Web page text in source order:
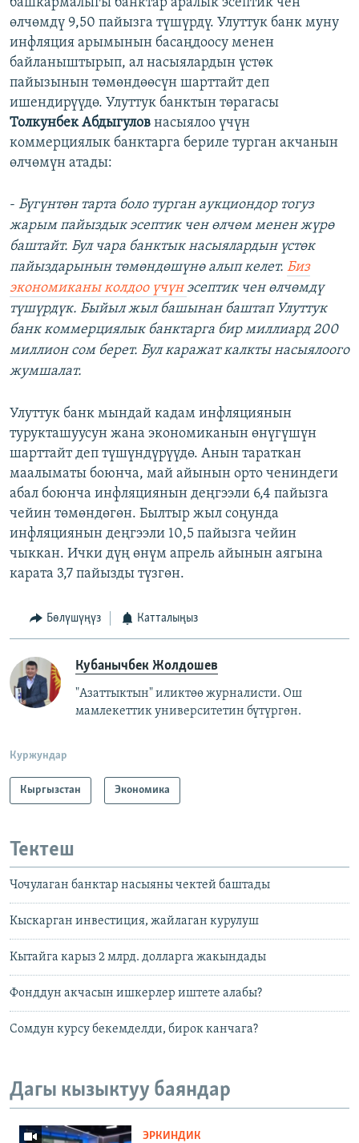
башкармалыгы банктар аралык эсептик чен
өлчөмдү 9,50 пайызга түшүрдү. Улуттук банк муну
инфляция арымынын басаңдоосу менен
байланыштырып, ал насыялардын үстөк
пайызынын төмөндөөсүн шарттайт деп
ишендирүүдө. Улуттук банктын төрагасы
Толкунбек Абдыгулов насыялоо үчүн
коммерциялык банктарга бериле турган акчанын
өлчөмүн атады:
- Бүгүнтөн тарта боло турган аукциондор тогуз
жарым пайыздык эсептик чен өлчөм менен жүрө
баштайт. Бул чара банктык насыялардын үстөк
пайыздарынын төмөндөшүнө алып келет. Биз
экономиканы колдоо үчүн эсептик чен өлчөмдү
түшүрдүк. Быйыл жыл башынан баштап Улуттук
банк коммерциялык банктарга бир миллиард 200
миллион сом берет. Бул каражат калкты насыялоого
жумшалат.
Улуттук банк мындай кадам инфляциянын
турукташуусун жана экономиканын өнүгүшүн
шарттайт деп түшүндүрүүдө. Анын тараткан
маалыматы боюнча, май айынын орто чениндеги
абал боюнча инфляциянын деңгээли 6,4 пайызга
чейин төмөндөгөн. Былтыр жыл соңунда
инфляциянын деңгээли 10,5 пайызга чейин
чыккан. Ички дүң өнүм апрель айынын аягына
карата 3,7 пайызды түзгөн.
Бөлүшүңүз Катталыңыз
Кубанычбек Жолдошев
"Азаттыктын" иликтөө журналисти. Ош
мамлекеттик университетин бүтүргөн.
Куржундар
Кыргызстан Экономика
Тектеш
Чочулаган банктар насыяны чектей баштады
Кыскарган инвестиция, жайлаган курулуш
Кытайга карыз 2 млрд. долларга жакындады
Фонддун акчасын ишкерлер иштете алабы?
Сомдун курсу бекемделди, бирок канчага?
Дагы кызыктуу баяндар
ЭРКИНДИК